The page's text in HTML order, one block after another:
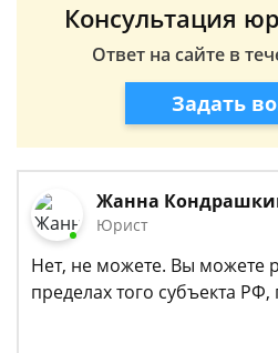
Консультация
Ответ на сайте в
Задать
Жанна
Юрист
Нет, не можете. Вы можете
пределах того субъекта